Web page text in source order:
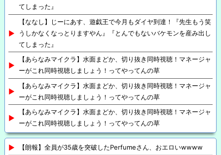
てしまった』
【ななし】じーにあす、遊戯王で今月もダイヤ到達！『先生もう笑
うしかなくなっとりますやん』『とんでもないバケモンを産み出し
てしまった』
【あらなみマイクラ】水面まどか、切り抜き同時視聴！マネージャ
ーがこれ同時視聴しましょう！ってやってんの草
【あらなみマイクラ】水面まどか、切り抜き同時視聴！マネージャ
ーがこれ同時視聴しましょう！ってやってんの草
【あらなみマイクラ】水面まどか、切り抜き同時視聴！マネージャ
ーがこれ同時視聴しましょう！ってやってんの草
【朗報】全員が35歳を突破したPerfumeさん、おエロいwwww